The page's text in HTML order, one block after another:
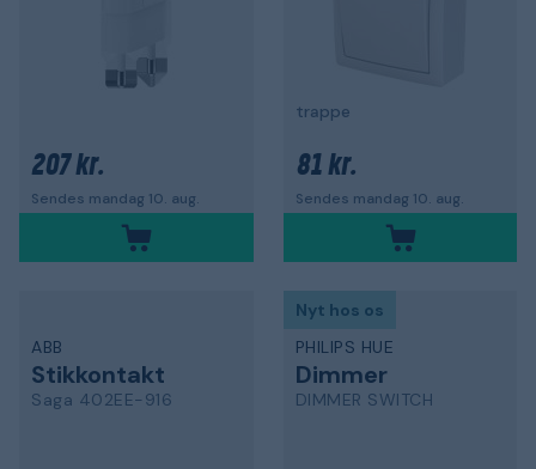
207 kr.
Sendes mandag 10. aug.
trappe
81 kr.
Sendes mandag 10. aug.
ABB
Stikkontakt
Saga 402EE-916
Nyt hos os
PHILIPS HUE
Dimmer
DIMMER SWITCH